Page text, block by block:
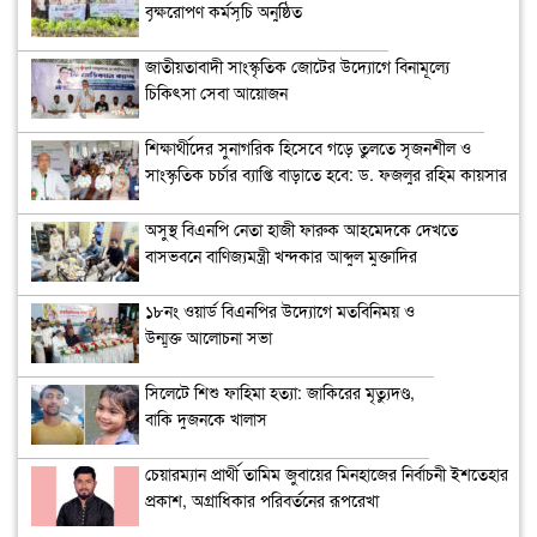
বৃক্ষরোপণ কর্মসূচি অনুষ্ঠিত
জাতীয়তাবাদী সাংস্কৃতিক জোটের উদ্যোগে বিনামূল্যে
চিকিৎসা সেবা আয়োজন
শিক্ষার্থীদের সুনাগরিক হিসেবে গড়ে তুলতে সৃজনশীল ও
সাংস্কৃতিক চর্চার ব্যাপ্তি বাড়াতে হবে: ড. ফজলুর রহিম কায়সার
অসুস্থ বিএনপি নেতা হাজী ফারুক আহমেদকে দেখতে
বাসভবনে বাণিজ্যমন্ত্রী খন্দকার আব্দুল মুক্তাদির
১৮নং ওয়ার্ড বিএনপির উদ্যোগে মতবিনিময় ও
উন্মুক্ত আলোচনা সভা
সিলেটে শিশু ফাহিমা হত্যা: জাকিরের মৃত্যুদণ্ড,
বাকি দুজনকে খালাস
চেয়ারম্যান প্রার্থী তামিম জুবায়ের মিনহাজের নির্বাচনী ইশতেহার
প্রকাশ, অগ্রাধিকার পরিবর্তনের রূপরেখা